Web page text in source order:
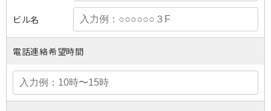
ビル名
電話連絡希望時間